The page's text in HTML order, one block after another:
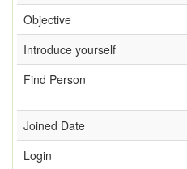
Objective
Introduce yourself
Find Person
Joined Date
Login